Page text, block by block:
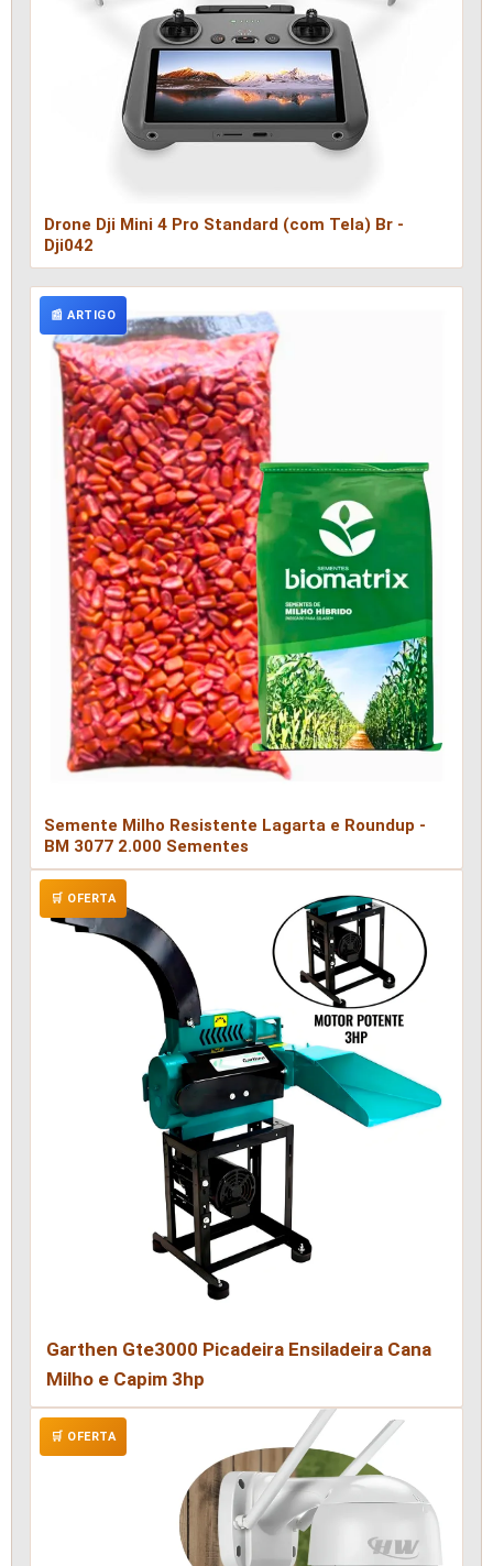
Drone Dji Mini 4 Pro Standard (com Tela) Br -
Dji042
📰 ARTIGO
Semente Milho Resistente Lagarta e Roundup -
BM 3077 2.000 Sementes
🛒 OFERTA
Garthen Gte3000 Picadeira Ensiladeira Cana
Milho e Capim 3hp
🛒 OFERTA